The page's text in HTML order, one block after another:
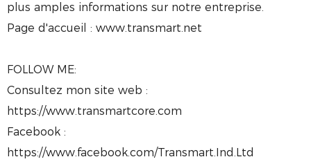
plus amples informations sur notre entreprise.
Page d'accueil : www.transmart.net
FOLLOW ME:
Consultez mon site web :
https://www.transmartcore.com
Facebook :
https://www.facebook.com/Transmart.Ind.Ltd